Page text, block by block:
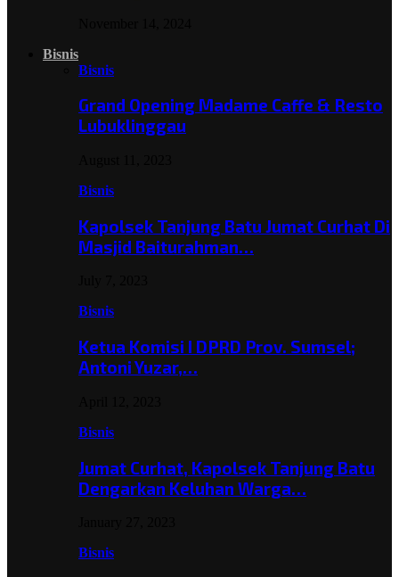
Bisnis
Bisnis
Grand Opening Madame Caffe & Resto
Lubuklinggau
Bisnis
Kapolsek Tanjung Batu Jumat Curhat Di
Masjid Baiturahman…
Bisnis
Ketua Komisi I DPRD Prov. Sumsel;
Antoni Yuzar,…
Bisnis
Jumat Curhat, Kapolsek Tanjung Batu
Dengarkan Keluhan Warga…
Bisnis